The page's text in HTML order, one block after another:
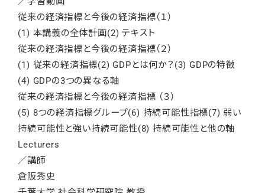
従来の経済指標と今後の経済指標（１）
(1) 本講義の全体計画(2) テキスト
従来の経済指標と今後の経済指標（２）
(1) 従来の経済指標(2) GDPとは何か？(3) GDPの特徴
(4) GDPの3つの異なる軸
従来の経済指標と今後の経済指標 （３）
(5) 8つの経済指標グループ(6) 持続可能性指標(7) 弱い
持続可能性と強い持続可能性(8) 持続可能性と他の軸
Lecturers
／講師
倉阪秀史